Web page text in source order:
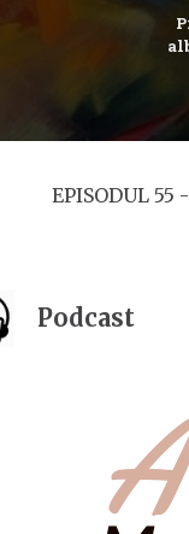
EPISODUL 55
Podcast